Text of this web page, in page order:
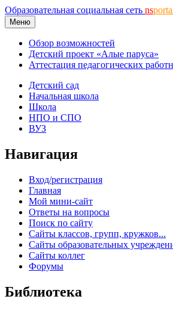
Образовательная социальная сеть ns
Меню
Обзор возможностей
Детский проект «Алые паруса»
Аттестация педагогических
Детский сад
Начальная школа
Школа
НПО и СПО
ВУЗ
Навигация
Вход/регистрация
Главная
Мой мини-сайт
Ответы на вопросы
Поиск по сайту
Сайты классов, групп, кружков...
Сайты образовательных
Сайты коллег
Форумы
Библиотека